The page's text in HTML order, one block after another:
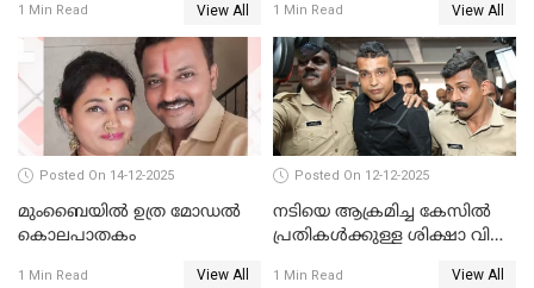
1 Min Read View All
ഡി.എൻ.എ പരിശോധനയിൽ
സ്ഥിരീകരണം
1 Min Read View All
Posted On 14-12-2025
മുംബൈയില്‍ ഉത്ര മോഡല്‍
കൊലപാതകം
1 Min Read View All
Posted On 12-12-2025
നടിയെ ആക്രമിച്ച കേസില്‍
പ്രതികള്‍ക്കുള്ള ശിക്ഷാ വിധി
1 Min Read View All